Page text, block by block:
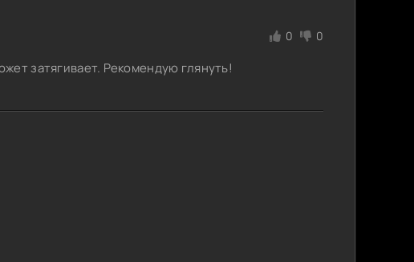
0 0
затягивает. Рекомендую глянуть!